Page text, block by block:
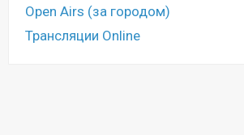
Open Airs (за городом)
Трансляции Online